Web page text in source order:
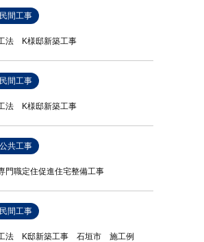
民間工事
法 K様邸新築工事
民間工事
法 K様邸新築工事
公共工事
門職定住促進住宅整備工事
民間工事
工法 K邸新築工事 石垣市 施工例